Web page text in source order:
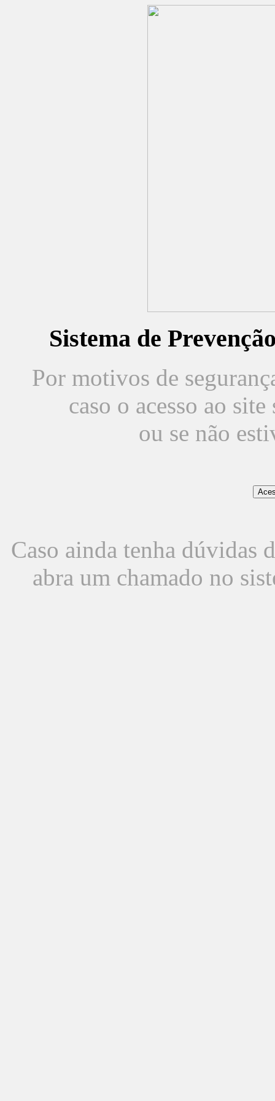
Sistema de
Por motivos de
caso o acesso ao
ou se não
Caso ainda tenha dúvidas
abra um chamado no